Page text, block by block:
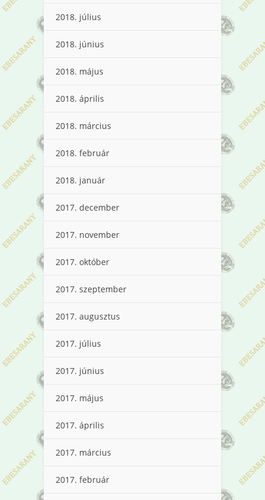
2018. július
2018. június
2018. május
2018. április
2018. március
2018. február
2018. január
2017. december
2017. november
2017. október
2017. szeptember
2017. augusztus
2017. július
2017. június
2017. május
2017. április
2017. március
2017. február